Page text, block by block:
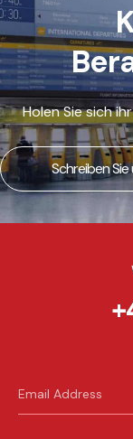
Holen Sie sich
Schreiben Sie